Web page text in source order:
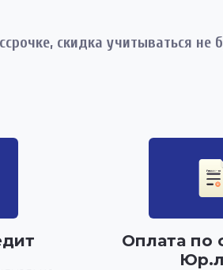
скидка учитываться не
Оплата по